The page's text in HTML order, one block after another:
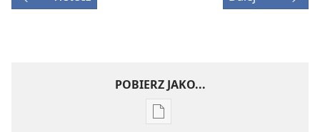
POBIERZ JAKO...
Ustawienia